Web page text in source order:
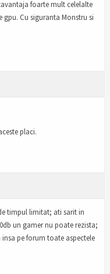
foarte mult celelalte
gpu. Cu siguranta Monstru si
placi.
timpul limitat; ati sarit in
un gamer nu poate rezista;
pe forum toate aspectele